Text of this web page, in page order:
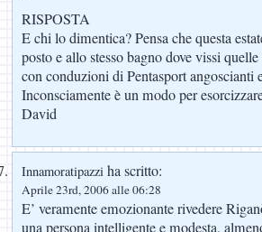
RISPOSTA
E chi lo dimentica? Pensa che questa
posto e allo stesso bagno dove vissi
con conduzioni di Pentasport angoscianti
Inconsciamente è un modo per
David
Innamoratipazzi ha scritto:
Aprile 23rd, 2006 alle 06:28
E’ veramente emozionante rivedere
una persona intelligente e modesta,